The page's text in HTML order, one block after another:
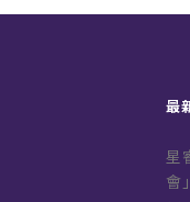
最
星
會